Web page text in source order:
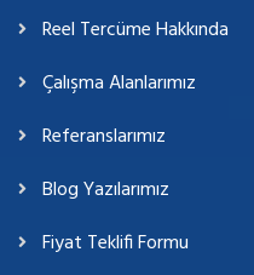
Reel Tercüme Hakkında
Çalışma Alanlarımız
Referanslarımız
Blog Yazılarımız
Fiyat Teklifi Formu